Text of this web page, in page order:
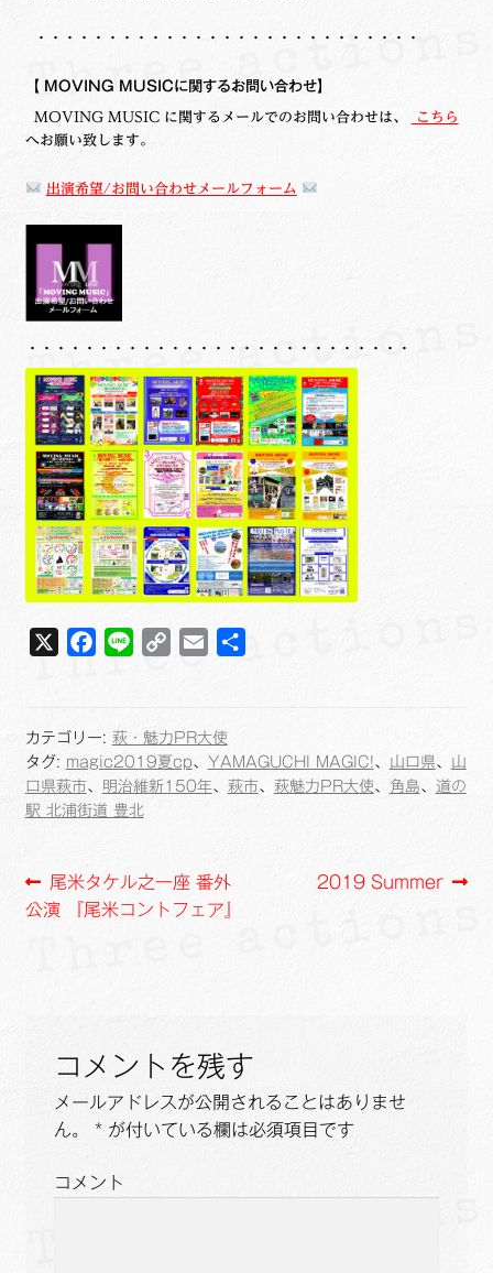
・・・・・・・・・・・・・・・・・・・・・・・・・・・
【 MOVING MUSICに関するお問い合わせ】
MOVING MUSIC に関するメールでのお問い合わせは、
こちら
へお願い致します。
出演希望/お問い合わせメールフォーム
・・・・・・・・・・・・・・・・・・・・・・・・・・・
X
b
o
o
y
L
i
l
カテゴリー: 萩・魅力PR大使
タグ: magic2019夏cp、 YAMAGUCHI MAGIC!、 山口県、 山
口県萩市、 明治維新150年、 萩市、 萩魅力PR大使、 角島、 道の
駅 北浦街道 豊北
投
ゲ
ー
シ
ョ
前
の
尾米タケル之一座 番外
公演 『尾米コントフェア』
次
2019 Summer
コメントを残す
メールアドレスが公開されることはありませ
ん。
*が付いている欄は必須項目です
コメント